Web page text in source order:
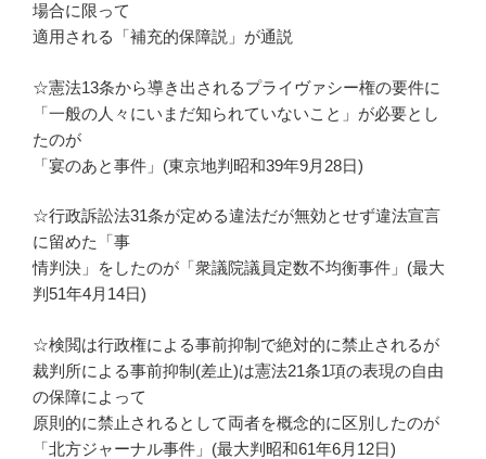
場合に限って
適用される「補充的保障説」が通説
☆憲法13条から導き出されるプライヴァシー権の要件に
「一般の人々にいまだ知られていないこと」が必要とし
たのが
「宴のあと事件」(東京地判昭和39年9月28日)
☆行政訴訟法31条が定める違法だが無効とせず違法宣言
に留めた「事
情判決」をしたのが「衆議院議員定数不均衡事件」(最大
判51年4月14日)
☆検閲は行政権による事前抑制で絶対的に禁止されるが
裁判所による事前抑制(差止)は憲法21条1項の表現の自由
の保障によって
原則的に禁止されるとして両者を概念的に区別したのが
「北方ジャーナル事件」(最大判昭和61年6月12日)